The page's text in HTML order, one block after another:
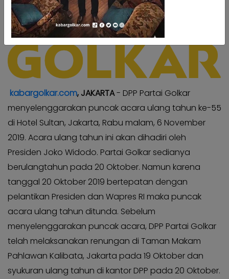
Kabar
Pilkada
Opini
Kabar
Kader
Kabar
UKM
DPP
Kagol
Photo
Kabar
Pilkada
Opini
Kabar
Kader
Kabar
Kabar
Kabinet
Kabar
UKM
Kabar
DPP
Pojok
Kagol
KABAR
KADER
kabargolkar.com, JAKARTA- DPP Partai Golkar
menyelenggarakan puncak acara ulang tahun ke-55
di Hotel Sultan, Jakarta, Rabu malam, 6 November
2019. Acara ulang tahun ini akan dihadiri oleh
Presiden Joko Widodo. Partai Golkar sedianya
berulangtahun pada 20 Oktober. Namun karena
tanggal 20 Oktober 2019 bertepatan dengan
pelantikan Presiden dan Wapres RI maka puncak
acara ulang tahun ditunda. Sebelum
menyelenggarakan puncak acara, DPP Partai Golkar
telah melaksanakan renungan di Taman Makam
Pahlawan Kalibata, Jakarta pada 19 Oktober dan
syukuran ulang tahun di kantor DPP pada 20 Oktober.